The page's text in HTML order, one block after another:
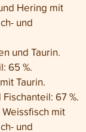
Hering mit
und
und Taurin.
65 %.
Taurin.
67 %.
mit
und